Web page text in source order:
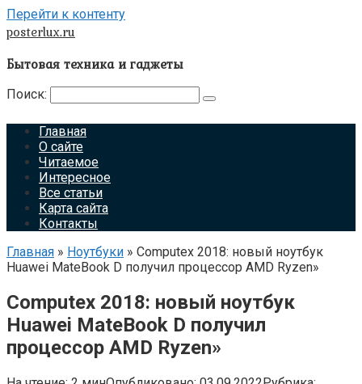
Перейти к контенту
posterlux.ru
Бытовая техника и гаджеты
Поиск:
Главная
О сайте
Читаемое
Интересное
Все статьи
Карта сайта
Контакты
Главная » Ноутбуки » Computex 2018: новый ноутбук
Huawei MateBook D получил процессор AMD Ryzen»
Computex 2018: новый ноутбук
Huawei MateBook D получил
процессор AMD Ryzen»